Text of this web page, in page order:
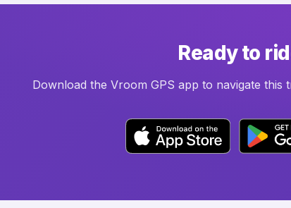
Ready to
Download the Vroom GPS app to navigate